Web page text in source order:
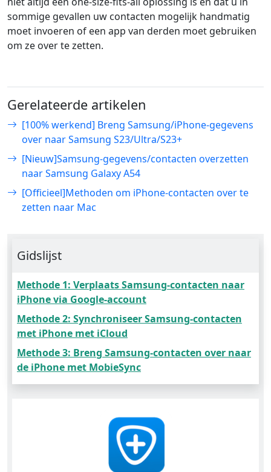
Gidslijst
Methode 1: Verplaats Samsung-contacten naar
iPhone via Google-account
Methode 2: Synchroniseer Samsung-contacten
met iPhone met iCloud
Methode 3: Breng Samsung-contacten over naar
de iPhone met MobieSync
sommige gevallen uw contacten mogelijk handmatig
moet invoeren of een app van derden moet gebruiken
om ze over te zetten.
Gerelateerde artikelen
[100% werkend] Breng Samsung/iPhone-gegevens
over naar Samsung S23/Ultra/S23+
[Nieuw]Samsung-gegevens/contacten overzetten
naar Samsung Galaxy A54
[Officieel]Methoden om iPhone-contacten over te
zetten naar Mac